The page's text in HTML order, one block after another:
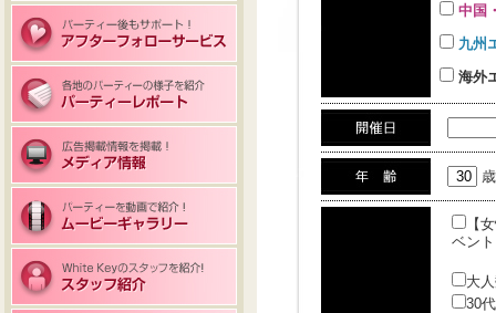
中国
九州
海外
【
ベント
大
30